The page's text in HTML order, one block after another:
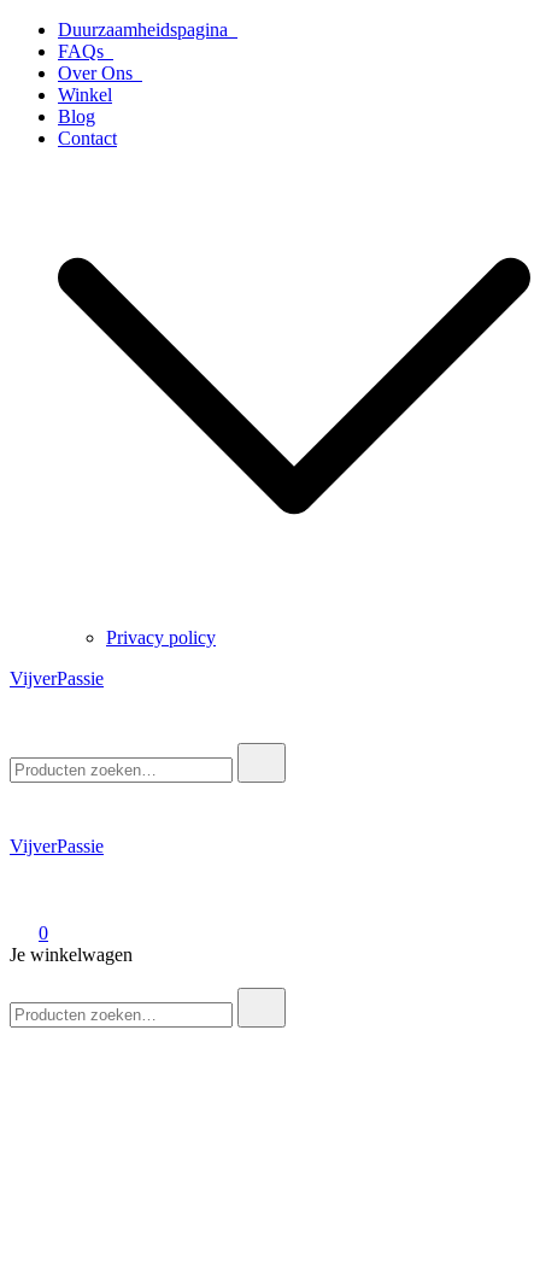
naar
inhoud
Duurzaamheidspagina
FAQs
Over Ons
Winkel
Blog
Contact
Privacy policy
VijverPassie
naar:
VijverPassie
0
Je winkelwagen
naar: